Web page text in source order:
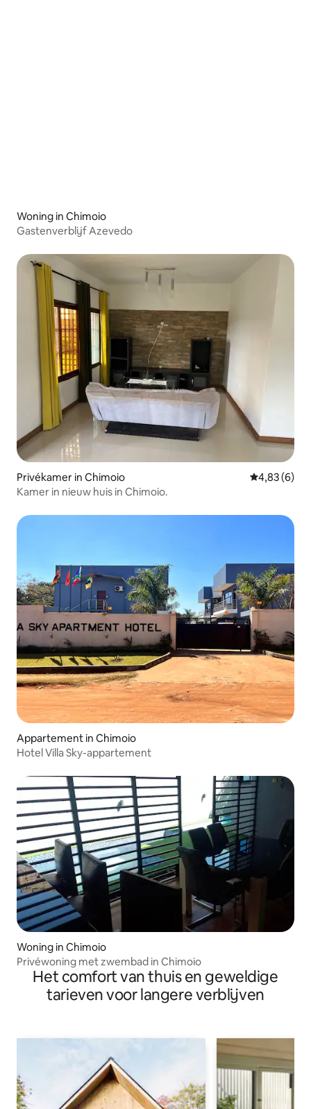
Woning in Chimoio
Gastenverblijf Azevedo
Privékamer in Chimoio Gemiddelde
4,83 (6)
Kamer in nieuw huis in Chimoio.
Appartement in Chimoio
Hotel Villa Sky-appartement
Woning in Chimoio
Privéwoning met zwembad in Chimoio
Het comfort van thuis en geweldige
tarieven voor langere verblijven